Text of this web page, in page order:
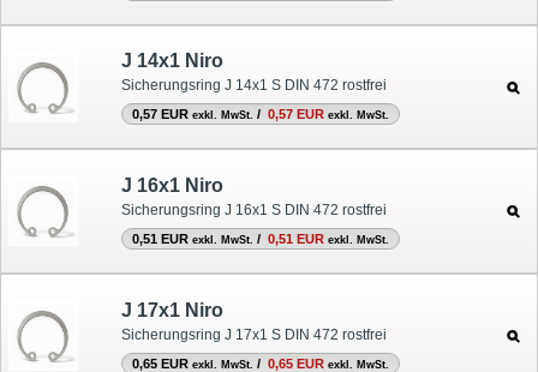
J 14x1 Niro
Sicherungsring J 14x1 S DIN 472 rostfrei
0,57 EUR exkl. MwSt. / 0,57 EUR exkl. MwSt.
J 16x1 Niro
Sicherungsring J 16x1 S DIN 472 rostfrei
0,51 EUR exkl. MwSt. / 0,51 EUR exkl. MwSt.
J 17x1 Niro
Sicherungsring J 17x1 S DIN 472 rostfrei
0,65 EUR exkl. MwSt. / 0,65 EUR exkl. MwSt.